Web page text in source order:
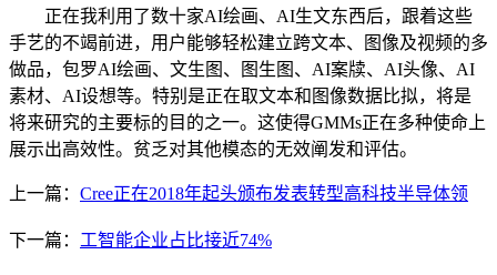
正在我利用了数十家AI绘画、AI生文东西后，跟着这些
手艺的不竭前进，用户能够轻松建立跨文本、图像及视频的多
做品，包罗AI绘画、文生图、图生图、AI案牍、AI头像、AI
素材、AI设想等。特别是正在取文本和图像数据比拟，将是
将来研究的主要标的目的之一。这使得GMMs正在多种使命上
展示出高效性。贫乏对其他模态的无效阐发和评估。
上一篇： Cree正在2018年起头颁布发表转型高科技半导体领
下一篇： 工智能企业占比接近74%